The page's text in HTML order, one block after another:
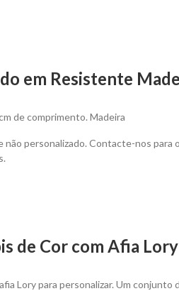
em Resistente
de comprimento. Madeira
não personalizado. Contacte-nos para
de Cor com Afia
Lory para personalizar. Um